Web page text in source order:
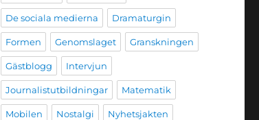
De sociala medierna Dramaturgin
Formen Genomslaget Granskningen
Gästblogg Intervjun
Journalistutbildningar Matematik
Mobilen Nostalgi Nyhetsjakten